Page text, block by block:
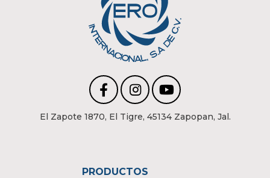
El Zapote 1870, El Tigre, 45134 Zapopan, Jal.
PRODUCTOS